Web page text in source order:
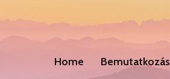
Home Bemutatkozás